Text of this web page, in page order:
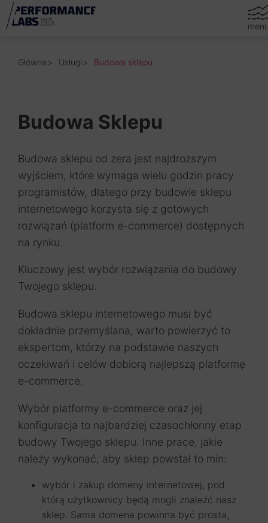
Główna Usługi Budowa sklepu
Budowa Sklepu
Budowa sklepu od zera jest najdroższym
wyjściem, które wymaga wielu godzin pracy
programistów, dlatego przy budowie sklepu
internetowego korzysta się z gotowych
rozwiązań (platform e-commerce) dostępnych
na rynku.
Kluczowy jest wybór rozwiązania do budowy
Twojego sklepu.
Budowa sklepu internetowego musi być
dokładnie przemyślana, warto powierzyć to
ekspertom, którzy na podstawie naszych
oczekiwań i celów dobiorą najlepszą platformę
e-commerce.
Wybór platformy e-commerce oraz jej
konfiguracja to najbardziej czasochłonny etap
budowy Twojego sklepu. Inne prace, jakie
należy wykonać, aby sklep powstał to min:
wybór i zakup domeny internetowej, pod
którą użytkownicy będą mogli znaleźć nasz
sklep. Sama domena powinna być prosta,